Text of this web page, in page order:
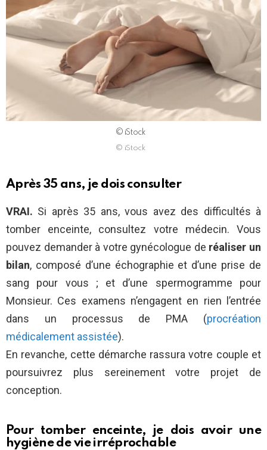
© iStock
© iStock
Après 35 ans, je dois consulter
VRAI. Si après 35 ans, vous avez des difficultés à
tomber enceinte, consultez votre médecin. Vous
pouvez demander à votre gynécologue de réaliser un
bilan, composé d’une échographie et d’une prise de
sang pour vous ; et d’une spermogramme pour
Monsieur. Ces examens n’engagent en rien l’entrée
dans un processus de PMA (procréation
médicalement assistée).
En revanche, cette démarche rassura votre couple et
poursuivrez plus sereinement votre projet de
conception.
Pour tomber enceinte, je dois avoir une
hygiène de vie irréprochable